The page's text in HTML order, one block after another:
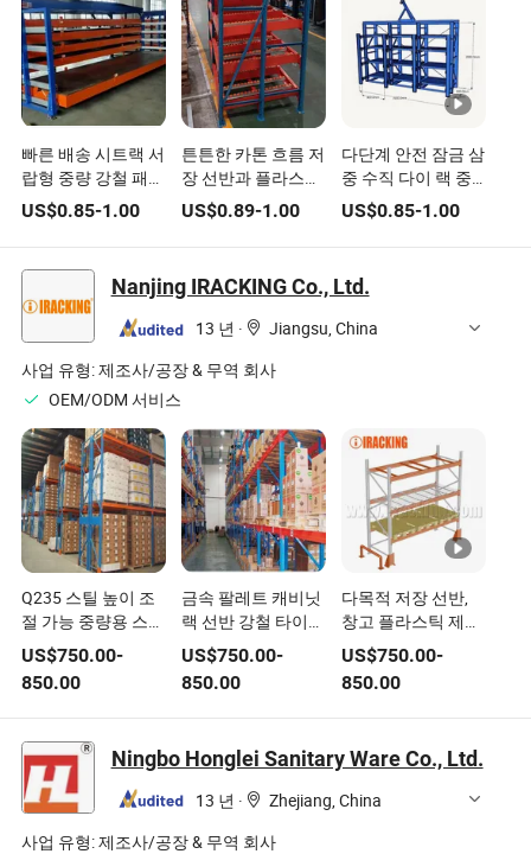
빠른 배송 시트랙 서
랍형 중량 강철 패널
저장용 목재 및 플라
스틱 보드
US$0.85-1.00
튼튼한 카톤 흐름 저
장 선반과 플라스틱
롤러 바퀴가 있는 창
고 피킹용
US$0.89-1.00
다단계 안전 잠금 삼
중 수직 다이 랙 중
량 강철 서랍 시스템
플라스틱 사출 금형
용
US$0.85-1.00
Nanjing IRACKING Co., Ltd.
13 년 ·
Jiangsu, China
사업 유형:제조사/공장 & 무역 회사
OEM/ODM 서비스
Q235 스틸 높이 조
절 가능 중량용 스틸
창고 선택형 플라스
틱 팔레트 저장 랙
파우더 코팅 표면 처
리
US$750.00-
850.00
금속 팔레트 캐비닛
랙 선반 강철 타이어
다목적 저장 선반 플
라스틱 나무 팔레트
티어드롭 인증 선반
창고 차고 솔루션
US$750.00-
850.00
다목적 저장 선반,
창고 플라스틱 제품
Q235 금속 드라이
브 인 랙 CE 인증
ISO9001, 14001.
US$750.00-
850.00
Ningbo Honglei Sanitary Ware Co., Ltd.
13 년 ·
Zhejiang, China
사업 유형:제조사/공장 & 무역 회사